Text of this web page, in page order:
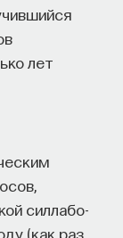
лет
силлабо-
(как раз
просто
исказить
недешево